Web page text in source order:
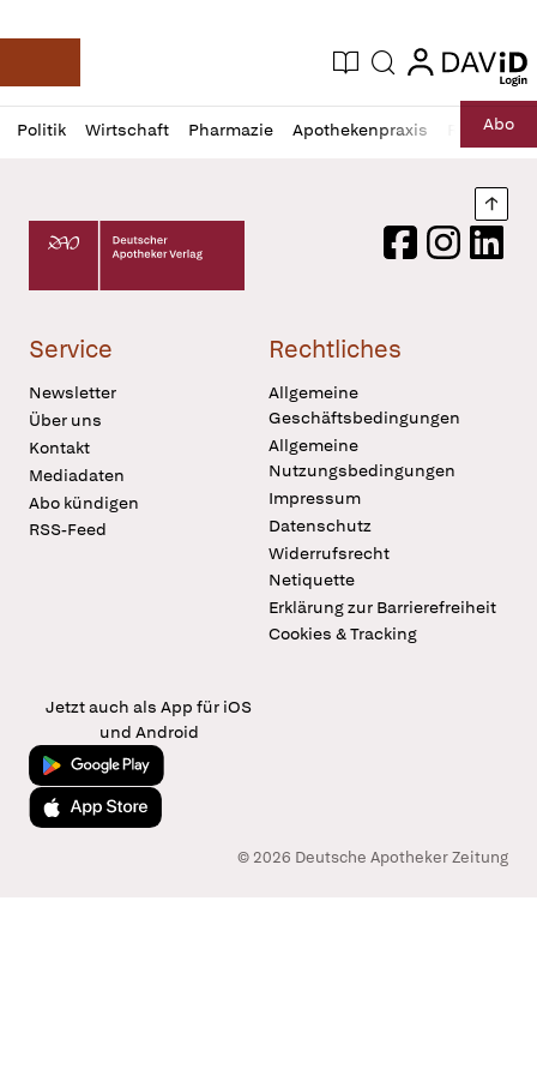
Deutsche Apotheker Zeitung
Aktuelle Ausgabe
Suche login
login
Politik Wirtschaft Pharmazie Apothekenpraxis RechtAbo
Profil
öffnen
Daz
Pur
Deutscher Apotheker Verlag Logo
FacebookInstagram
Service
Newsletter
Über uns
Kontakt
Mediadaten
Abo kündigen
RSS-Feed
Rechtliches
Allgemeine
Geschäftsbedingungen
Allgemeine
Nutzungsbedingungen
Impressum
Datenschutz
Widerrufsrecht
Netiquette
Erklärung zur Barrierefreiheit
Cookies & Tracking
Jetzt auch als App für iOS
und Android
Jetzt bei Google Play
Laden im App Store
© 2026 Deutsche Apotheker Zeitung